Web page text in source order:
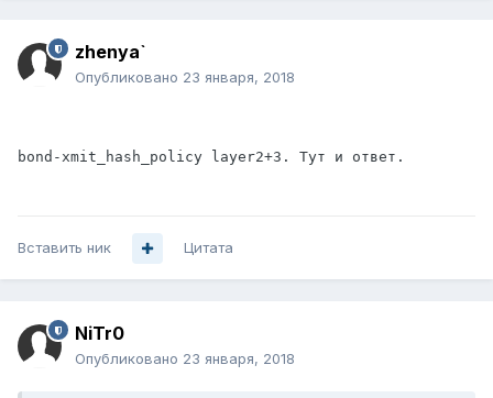
zhenya`
Опубликовано 23 января, 2018
bond-xmit_hash_policy layer2+3. Тут и ответ.
Вставить ник Цитата
NiTr0
Опубликовано 23 января, 2018